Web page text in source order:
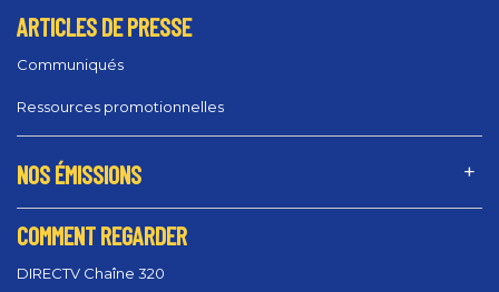
ARTICLES DE PRESSE
Communiqués
Ressources promotionnelles
NOS ÉMISSIONS
COMMENT REGARDER
DIRECTV Chaîne 320